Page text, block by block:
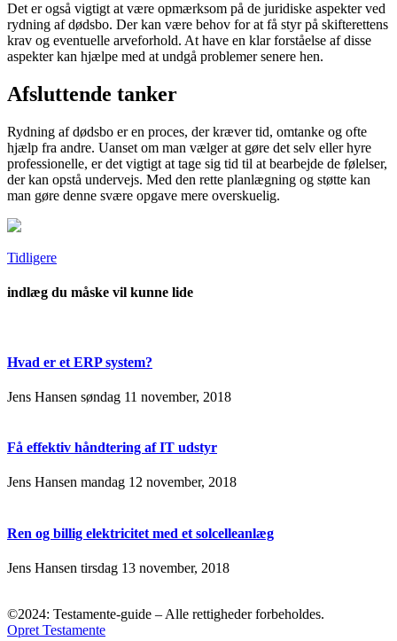
Det er også vigtigt at være opmærksom på de juridiske aspekter ved
rydning af dødsbo. Der kan være behov for at få styr på skifterettens
krav og eventuelle arveforhold. At have en klar forståelse af disse
aspekter kan hjælpe med at undgå problemer senere hen.
Afsluttende tanker
Rydning af dødsbo er en proces, der kræver tid, omtanke og ofte
hjælp fra andre. Uanset om man vælger at gøre det selv eller hyre
professionelle, er det vigtigt at tage sig tid til at bearbejde de følelser,
der kan opstå undervejs. Med den rette planlægning og støtte kan
man gøre denne svære opgave mere overskuelig.
Tidligere
indlæg du måske vil kunne lide
Hvad er et ERP system?
Jens Hansen søndag 11 november, 2018
Få effektiv håndtering af IT udstyr
Jens Hansen mandag 12 november, 2018
Ren og billig elektricitet med et solcelleanlæg
Jens Hansen tirsdag 13 november, 2018
©2024: Testamente-guide – Alle rettigheder forbeholdes.
Opret Testamente